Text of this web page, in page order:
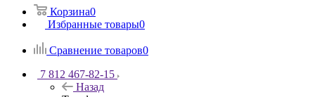
Корзина0
Избранные товары0
Сравнение товаров0
7 812 467-82-15
Назад